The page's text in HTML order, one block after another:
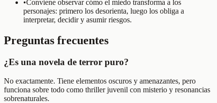
•Conviene observar cómo el miedo transforma a los
personajes: primero los desorienta, luego los obliga a
interpretar, decidir y asumir riesgos.
Preguntas frecuentes
¿Es una novela de terror puro?
No exactamente. Tiene elementos oscuros y amenazantes, pero
funciona sobre todo como thriller juvenil con misterio y resonancias
sobrenaturales.